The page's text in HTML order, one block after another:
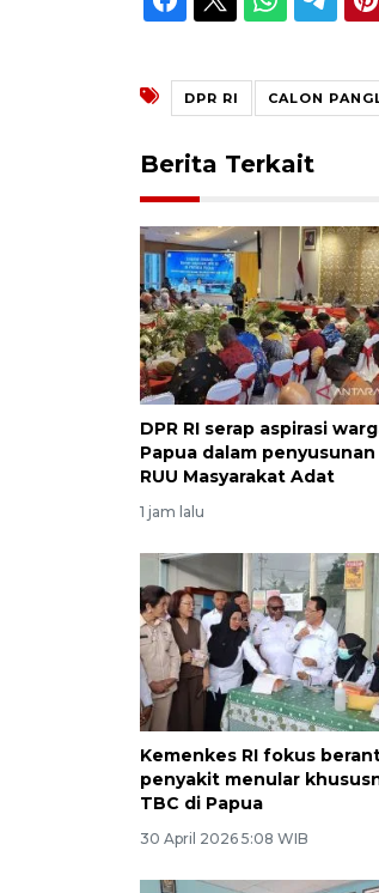
DPR RI CALON
Berita Terkait
DPR RI serap aspirasi
Papua dalam penyusunan
RUU Masyarakat Adat
1 jam lalu
Kemenkes RI fokus
penyakit menular
TBC di Papua
30 April 2026 5:08 WIB